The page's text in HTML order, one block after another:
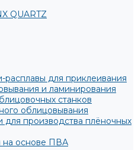
QUARTZ
для приклеивания
и ламинирования
станков
облицовывания
производства плёночных
на основе ПВА